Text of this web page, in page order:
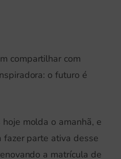
compartilhar com
o futuro é
molda o amanhã, e
parte ativa desse
a matrícula de